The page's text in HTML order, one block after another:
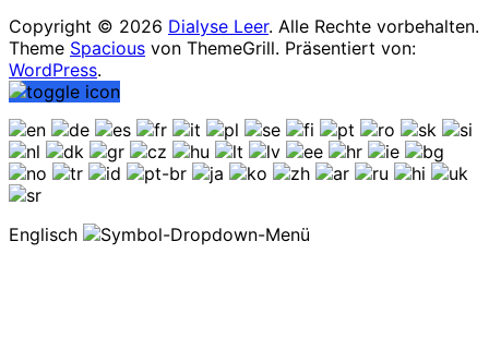
Copyright © 2026 Dialyse Leer. Alle Rechte vorbehalten.
Theme Spacious von ThemeGrill. Präsentiert von:
WordPress.
Englisch